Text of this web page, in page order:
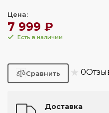
Цена:
7 999 ₽
Есть в наличии
★ 0
Доставка